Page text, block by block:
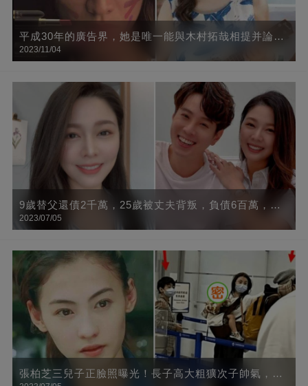
平成30年的廣告界，她是唯一能與木村拓哉相提并論的
人
2023/11/04
9歲替父還債2千萬，25歲被丈夫背叛，負債6百萬，今
終遇良人，網贊：否極泰來
2023/07/05
張柏芝三兒子正臉照曝光！長子高大粗獷次子帥氣，小